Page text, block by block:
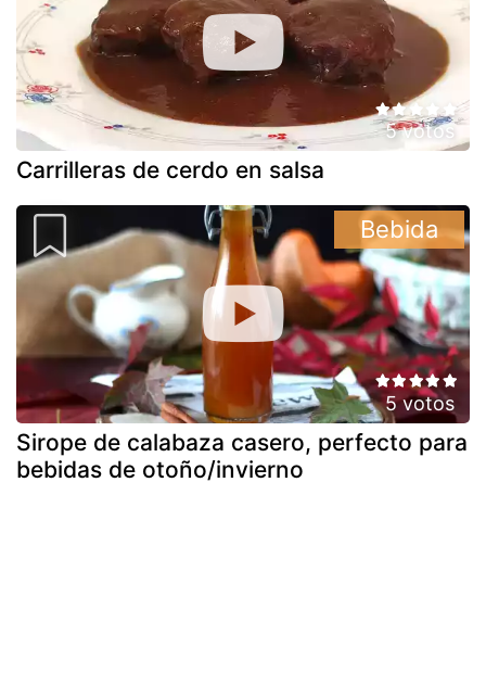
5 votos
Carrilleras de cerdo en salsa
5 votos
Sirope de calabaza casero, perfecto para
bebidas de otoño/invierno
Bebida